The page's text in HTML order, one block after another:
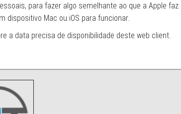
para fazer algo semelhante ao que a Apple faz
dispositivo Mac ou iOS para funcionar.
a data precisa de disponibilidade deste web client.